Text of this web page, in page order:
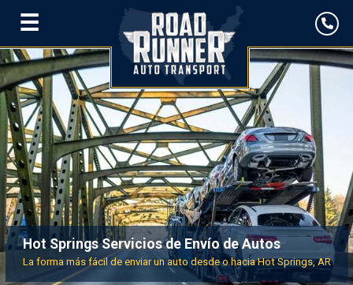
☰
Hot Springs Servicios de Envío de Autos
La forma más fácil de enviar un auto desde o hacia Hot Springs, AR